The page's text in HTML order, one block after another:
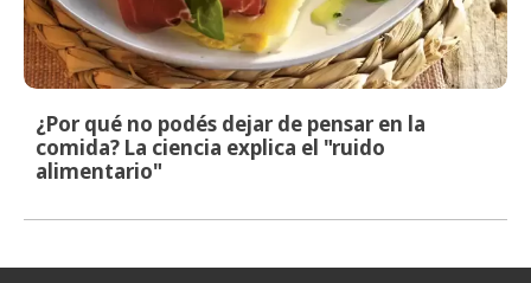
¿Por qué no podés dejar de pensar en la
comida? La ciencia explica el "ruido
alimentario"